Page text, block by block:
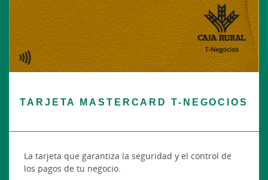
TARJETA MASTERCARD T-NEGOCIOS
La tarjeta que garantiza la seguridad y el control de
los pagos de tu negocio.